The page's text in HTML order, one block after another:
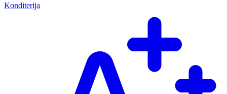
Konditerija